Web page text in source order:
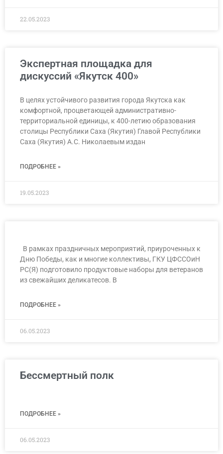
22.05.2023
Экспертная площадка для
дискуссий «Якутск 400»
В целях устойчивого развития города Якутска как
комфортной, процветающей административно-
территориальной единицы, к 400-летию образования
столицы Республики Саха (Якутия) Главой Республики
Саха (Якутия) А.С. Николаевым издан
ПОДРОБНЕЕ »
19.05.2023
В рамках праздничных мероприятий, приуроченных к
Дню Победы, как и многие коллективы, ГКУ ЦФССОиН
РС(Я) подготовило продуктовые наборы для ветеранов
из свежайших деликатесов. В
ПОДРОБНЕЕ »
06.05.2023
Бессмертный полк
ПОДРОБНЕЕ »
06.05.2023